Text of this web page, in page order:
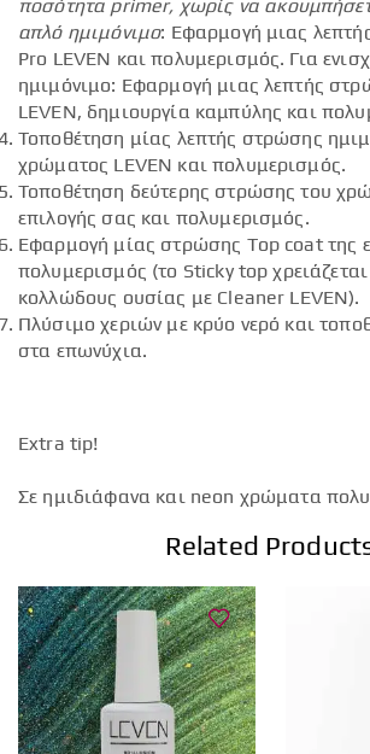
ποσότητα primer, χωρίς να
απλό ημιμόνιμο: Εφαρμογή μιας
Pro LEVEN και πολυμερισμός. Για
ημιμόνιμο: Εφαρμογή μιας λεπτής
LEVEN, δημιουργία καμπύλης και
Τοποθέτηση μίας λεπτής στρώσης
χρώματος LEVEN και πολυμερισμός.
Τοποθέτηση δεύτερης στρώσης του
επιλογής σας και πολυμερισμός.
Εφαρμογή μίας στρώσης Top coat της
πολυμερισμός (το Sticky top
κολλώδους ουσίας με Cleaner LEVEN).
Πλύσιμο χεριών με κρύο νερό και
στα επωνύχια.
Extra tip!
Σε ημιδιάφανα και neon χρώματα
Related